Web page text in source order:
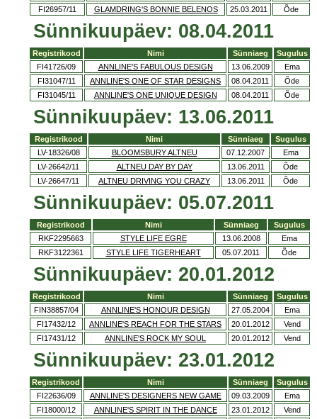
FI26957/11
GLAMDRING'S BONNIE BELENOS 25.03.2011 Õde
Sünnikuupäev: 08.04.2011
Registrikood Nimi Sünniaeg
Sugulus
FI41726/09
ANNLINE'S FABULOUS DESIGN 13.06.2009
Ema
FI31047/11
ANNLINE'S ONE OF STAR DESIGNS 08.04.2011
Õde
FI31045/11
ANNLINE'S ONE UNIQUE DESIGN 08.04.2011 Õde
Sünnikuupäev: 13.06.2011
Registrikood Nimi Sünniaeg
Sugulus
LV-18326/08
BLOOMSBURY ALTNEU 07.12.2007
Ema
LV-26642/11
ALTNEU DAY BY DAY 13.06.2011
Õde
LV-26647/11
ALTNEU DRIVING YOU CRAZY 13.06.2011 Õde
Sünnikuupäev: 05.07.2011
Registrikood Nimi Sünniaeg
Sugulus
RKF2295663
STYLE LIFE EGRE 13.06.2008
Ema
RKF3122361
STYLE LIFE TIGERHEART 05.07.2011 Õde
Sünnikuupäev: 20.01.2012
Registrikood Nimi Sünniaeg
Sugulus
FIN38857/04
ANNLINE'S HONOUR DESIGN 27.05.2004
Ema
FI17432/12
ANNLINE'S REACH FOR THE STARS 20.01.2012
Vend
FI17431/12
ANNLINE'S ROCK MY SOUL 20.01.2012 Vend
Sünnikuupäev: 23.01.2012
Registrikood Nimi Sünniaeg
Sugulus
FI22636/09
ANNLINE'S DESIGNERS NEW GAME 09.03.2009
Ema
FI18000/12
ANNLINE'S SPIRIT IN THE DANCE 23.01.2012
Vend